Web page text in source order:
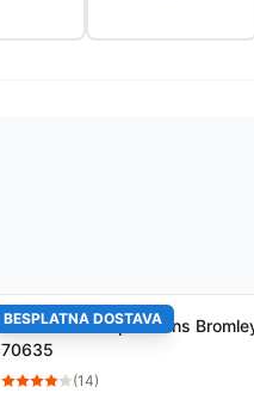
BESPLATNA DOSTAVA
Putna torba Pepe Jeans
70635
(14)